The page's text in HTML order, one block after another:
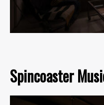
Spincoaster